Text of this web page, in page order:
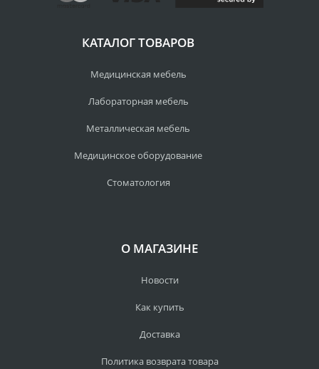
КАТАЛОГ ТОВАРОВ
Медицинская мебель
Лабораторная мебель
Металлическая мебель
Медицинское оборудование
Стоматология
О МАГАЗИНЕ
Новости
Как купить
Доставка
Политика возврата товара